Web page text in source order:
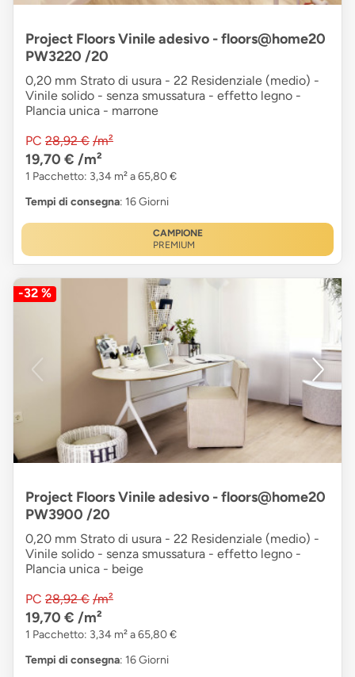
Project Floors Vinile adesivo - floors@home20
PW3220 /20
0,20 mm Strato di usura - 22 Residenziale (medio) -
Vinile solido - senza smussatura - effetto legno -
Plancia unica - marrone
PC 28,92 € /m²
19,70 € /m²
1 Pacchetto: 3,34 m² a 65,80 €
Tempi di consegna: 16 Giorni
CAMPIONE
PREMIUM
-32 %
Project Floors Vinile adesivo - floors@home20
PW3900 /20
0,20 mm Strato di usura - 22 Residenziale (medio) -
Vinile solido - senza smussatura - effetto legno -
Plancia unica - beige
PC 28,92 € /m²
19,70 € /m²
1 Pacchetto: 3,34 m² a 65,80 €
Tempi di consegna: 16 Giorni